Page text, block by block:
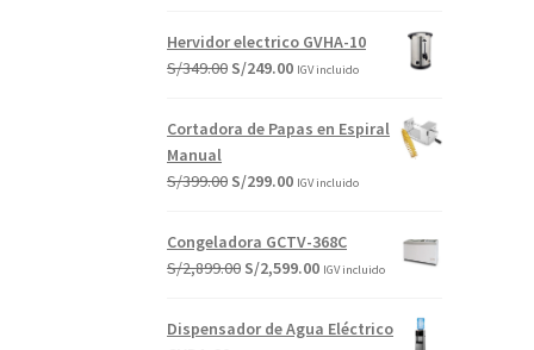
original
era:
actual
Hervidor electrico GVHA-10
S/349.00 El
original
S/349.00.
S/249.00ElIGV incluido
Cortadora de Papas en Espiral
Manual
S/399.00 El
original
era:
S/399.00.
S/299.00El
actual
es:
IGV incluido
Congeladora GCTV-368C
S/2,899.00 El
original
S/2,599.00El
actual
IGV incluido
Dispensador de Agua Eléctrico